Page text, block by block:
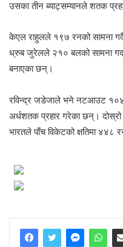
उसका तीन ब्याट्सम्यानले शतक
केएल राहुलले १९७ रनको सामना
ध्रुब जुरेलले २१० बलको सामना
बनाएका छन्।
रविन्द्र जडेजाले भने नटआउट
अर्धशतक प्रहार गरेका छन्।
भारतले पाँच विकेटको क्षतिमा ४४८